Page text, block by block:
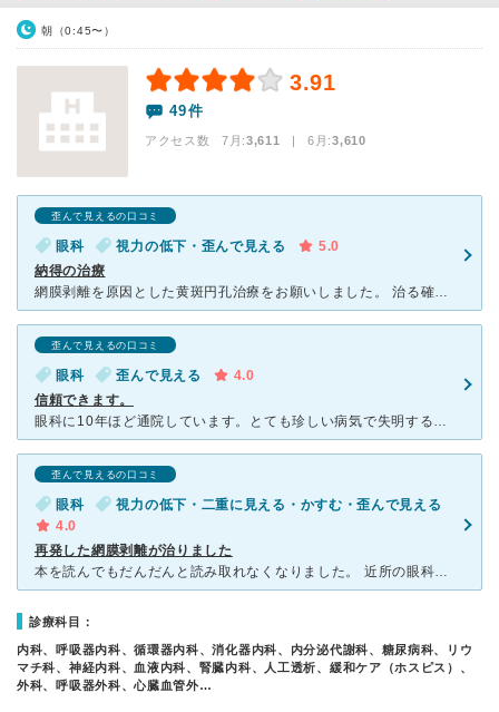
朝（0:45〜）
3.91
49件
アクセス数 7月:3,611 | 6月:3,610
歪んで見えるの口コミ
眼科 視力の低下・歪んで見える
5.0
納得の治療
網膜剥離を原因とした黄斑円孔治療をお願いしました。 治る確率は低いとの説明であったが、手術を依頼したところ快諾いただきました。 手術前には網膜の孔の原因や手術内容につき、丁寧な説明があり、素人でも
歪んで見えるの口コミ
眼科 歪んで見える
4.0
信頼できます。
眼科に10年ほど通院しています。とても珍しい病気で失明する可能性もあったのですが、親身になって治療してくださり大事に至りませんでした。少しでも不調を訴えた時の迅速な判断力による対応。感謝しています。
歪んで見えるの口コミ
眼科
視力の低下・二重に見える・かすむ・歪んで見える
4.0
再発した網膜剥離が治りました
本を読んでもだんだんと読み取れなくなりました。 近所の眼科に行きましたところ、網膜剥離との事です。4年前にも 経験していたため、ショックでお先真っ暗です。 紹介状を頂き、急いで予約なしで受診をし
診療科目：
内科、呼吸器内科、循環器内科、消化器内科、内分泌代謝科、糖尿病科、リウ
マチ科、神経内科、血液内科、腎臓内科、人工透析、緩和ケア（ホスピス）、
外科、呼吸器外科、心臓血管外…